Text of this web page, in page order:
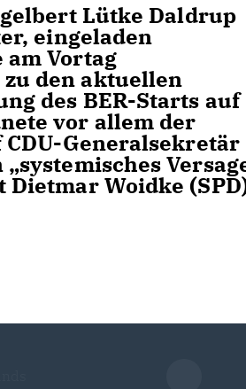
Lütke Daldrup
eingeladen
am Vortag
den aktuellen
des BER-Starts auf
vor allem der
Generalsekretär
Woidke